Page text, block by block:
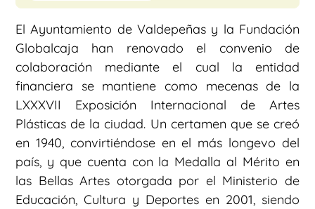
El Ayuntamiento de Valdepeñas y la Fundación
Globalcaja han renovado el convenio de
colaboración mediante el cual la entidad
financiera se mantiene como mecenas de la
LXXXVII Exposición Internacional de Artes
Plásticas de la ciudad. Un certamen que se creó
en 1940, convirtiéndose en el más longevo del
país, y que cuenta con la Medalla al Mérito en
las Bellas Artes otorgada por el Ministerio de
Educación, Cultura y Deportes en 2001, siendo